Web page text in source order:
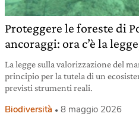
Proteggere le foreste di
ancoraggi: ora c’è la
La legge sulla valorizzazione del
principio per la tutela di un
previsti strumenti reali.
Biodiversità 8 maggio 2026